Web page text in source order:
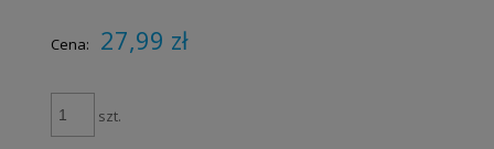
Cena: 27,99 zł
szt.